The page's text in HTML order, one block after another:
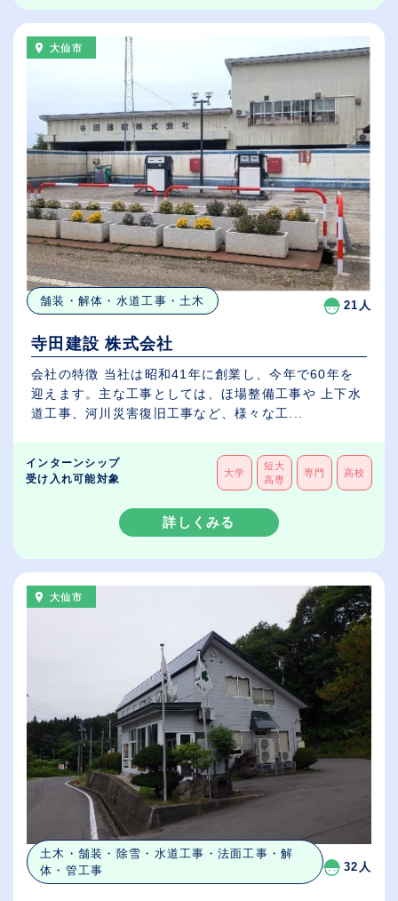
大仙市
舗装・解体・水道工事・土木 21人
寺田建設 株式会社
会社の特徴 当社は昭和41年に創業し、今年で60年を
迎えます。主な工事としては、ほ場整備工事や 上下水
道工事、河川災害復旧工事など、様々な工...
インターンシップ
受け入れ可能対象
大学
短大
高専
専門 高校
詳しくみる
大仙市
土木・舗装・除雪・水道工事・法面工事・解
体・管工事
32人